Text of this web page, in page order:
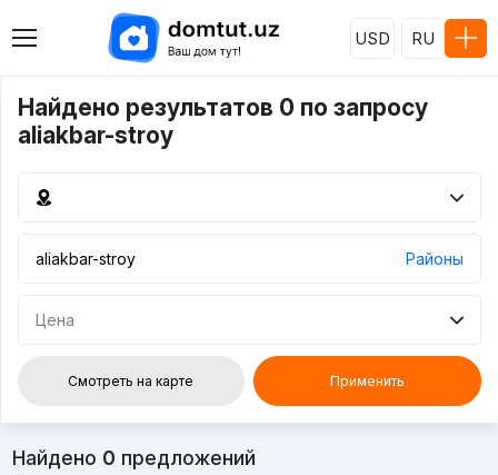
USD RU
Найдено результатов 0 по запросу
aliakbar-stroy
Районы
Цена
Смотреть на карте Применить
Найдено 0 предложений